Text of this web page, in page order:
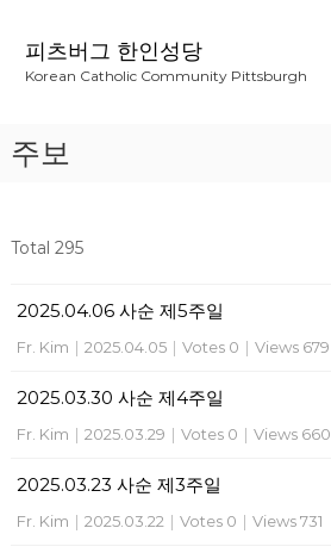
피츠버그 한인성당
Korean Catholic Community Pittsburgh
주보
Total 295
2025.04.06 사순 제5주일
Fr. Kim | 2025.04.05 | Votes 0 | Views 679
2025.03.30 사순 제4주일
Fr. Kim | 2025.03.29 | Votes 0 | Views 660
2025.03.23 사순 제3주일
Fr. Kim | 2025.03.22 | Votes 0 | Views 731